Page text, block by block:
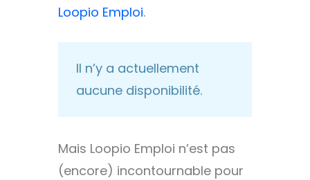
Loopio Emploi.
Il n’y a actuellement
aucune disponibilité.
Mais Loopio Emploi n’est pas
(encore) incontournable pour